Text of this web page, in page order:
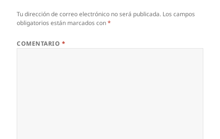
Tu dirección de correo electrónico no será publicada. Los campos
obligatorios están marcados con*
COMENTARIO *